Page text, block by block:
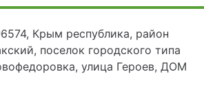
Крым республика, район
поселок городского типа
улица Героев, ДОМ